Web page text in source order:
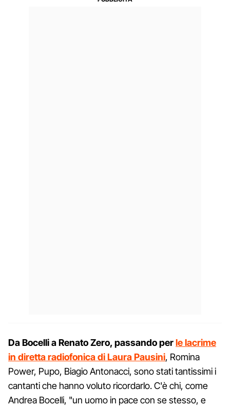
Da Bocelli a Renato Zero, passando perle lacrime
in diretta radiofonica di Laura Pausini, Romina
Power, Pupo, Biagio Antonacci, sono stati tantissimi i
cantanti che hanno voluto ricordarlo. C'è chi, come
Andrea Bocelli, "un uomo in pace con se stesso, e